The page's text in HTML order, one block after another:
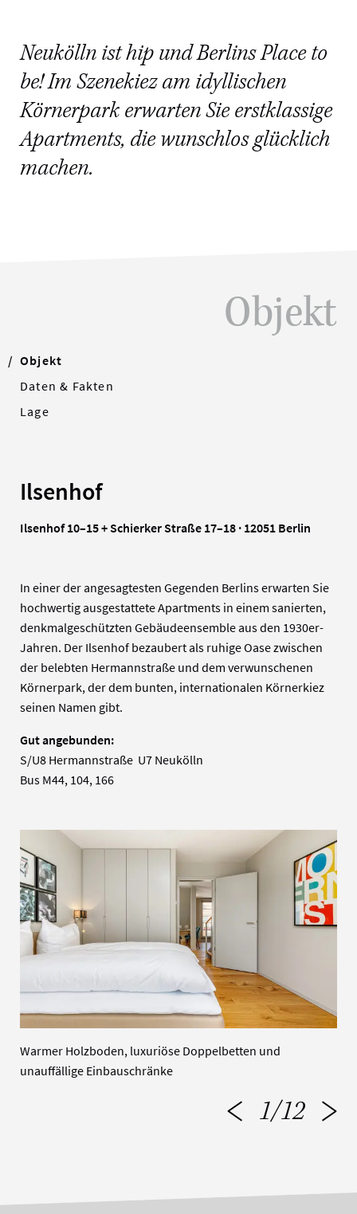
Neukölln ist hip und Berlins Place to
be! Im Szenekiez am idyllischen
Körnerpark erwarten Sie erstklassige
Apartments, die wunschlos glücklich
machen.
Objekt
Daten & Fakten
Lage
Objekt
Ilsenhof
Ilsenhof 10–15 + Schierker Straße 17–18 · 12051 Berlin
In einer der angesagtesten Gegenden Berlins erwarten Sie
hochwertig ausgestattete Apartments in einem sanierten,
denkmalgeschützten Gebäudeensemble aus den 1930er-
Jahren. Der Ilsenhof bezaubert als ruhige Oase zwischen
der belebten Hermannstraße und dem verwunschenen
Körnerpark, der dem bunten, internationalen Körnerkiez
seinen Namen gibt.
Gut angebunden:
S/U8 Hermannstraße U7 Neukölln
Bus M44, 104, 166
Warmer Holzboden, luxuriöse Doppelbetten und
unauffällige Einbauschränke
1/12